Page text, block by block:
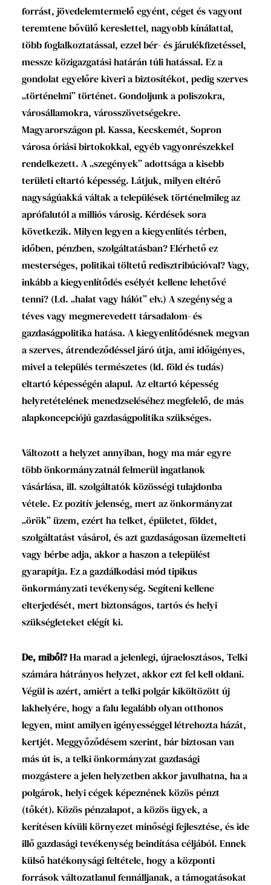
forrást, jövedelemtermelő egyént, céget és vagyont
teremtene bővülő kereslettel, nagyobb kínálattal,
több foglalkoztatással, ezzel bér- és járulékfizetéssel,
messze közigazgatási határán túli hatással. Ez a
gondolat egyelőre kiveri a biztosítékot, pedig szerves
„történelmi” történet. Gondoljunk a poliszokra,
városállamokra, városszövetségekre.
Magyarországon pl. Kassa, Kecskemét, Sopron
városa óriási birtokokkal, egyéb vagyonrészekkel
rendelkezett. A „szegények” adottsága a kisebb
területi eltartó képesség. Látjuk, milyen eltérő
nagyságúakká váltak a települések történelmileg az
aprófalutól a milliós városig. Kérdések sora
következik. Milyen legyen a kiegyenlítés térben,
időben, pénzben, szolgáltatásban? Elérhető ez
mesterséges, politikai töltetű redisztribúcióval? Vagy,
inkább a kiegyenlítődés esélyét kellene lehetővé
tenni? (Ld. „halat vagy hálót” elv.) A szegénység a
téves vagy megmerevedett társadalom- és
gazdaságpolitika hatása. A kiegyenlítődésnek megvan
a szerves, átrendeződéssel járó útja, ami időigényes,
mivel a település természetes (ld. föld és tudás)
eltartó képességén alapul. Az eltartó képesség
helyretételének menedzseléséhez megfelelő, de más
alapkoncepciójú gazdaságpolitika szükséges.
Változott a helyzet annyiban, hogy ma már egyre
több önkormányzatnál felmerül ingatlanok
vásárlása, ill. szolgáltatók közösségi tulajdonba
vétele. Ez pozitív jelenség, mert az önkormányzat
„örök” üzem, ezért ha telket, épületet, földet,
szolgáltatást vásárol, és azt gazdaságosan üzemelteti
vagy bérbe adja, akkor a haszon a települést
gyarapítja. Ez a gazdálkodási mód tipikus
önkormányzati tevékenység. Segíteni kellene
elterjedését, mert biztonságos, tartós és helyi
szükségleteket elégít ki.
De, miből?Ha marad a jelenlegi, újraelosztásos, Telki
számára hátrányos helyzet, akkor ezt fel kell oldani.
Végül is azért, amiért a telki polgár kiköltözött új
lakhelyére, hogy a falu legalább olyan otthonos
legyen, mint amilyen igényességgel létrehozta házát,
kertjét. Meggyőződésem szerint, bár biztosan van
más út is, a telki önkormányzat gazdasági
mozgástere a jelen helyzetben akkor javulhatna, ha a
polgárok, helyi cégek képeznének közös pénzt
(tőkét). Közös pénzalapot, a közös ügyek, a
kerítésen kívüli környezet minőségi fejlesztése, és ide
illő gazdasági tevékenység beindítása céljából. Ennek
külső hatékonysági feltétele, hogy a központi
források változatlanul fennálljanak, a támogatásokat